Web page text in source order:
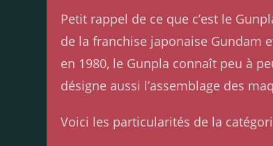
Petit rappel de ce que c’est le
de la franchise japonaise Gundam
en 1980, le Gunpla connaît peu à
désigne aussi l’assemblage des
Voici les particularités de la